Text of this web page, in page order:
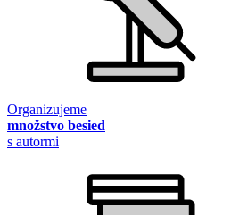
Organizujeme
množstvo besied
s autormi